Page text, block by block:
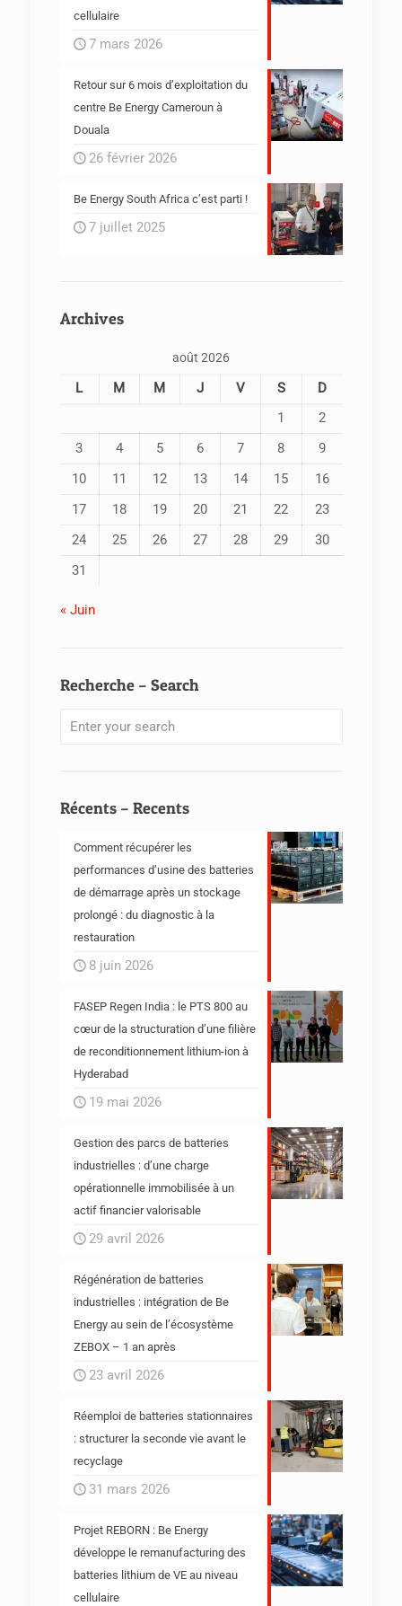
cellulaire
7 mars 2026
Retour sur 6 mois d’exploitation du
centre Be Energy Cameroun à
Douala
26 février 2026
Be Energy South Africa c’est parti !
7 juillet 2025
Archives
août 2026
L M M J V S
D
1
2
3
4 5 6 7 8
9
10
11 12 13 14 15
16
17
18 19 20 21 22
23
24
25 26 27 28 29
30
31
« Juin
Recherche – Search
Récents – Recents
Comment récupérer les
performances d’usine des batteries
de démarrage après un stockage
prolongé : du diagnostic à la
restauration
8 juin 2026
FASEP Regen India : le PTS 800 au
cœur de la structuration d’une filière
de reconditionnement lithium-ion à
Hyderabad
19 mai 2026
Gestion des parcs de batteries
industrielles : d’une charge
opérationnelle immobilisée à un
actif financier valorisable
29 avril 2026
Régénération de batteries
industrielles : intégration de Be
Energy au sein de l’écosystème
ZEBOX – 1 an après
23 avril 2026
Réemploi de batteries stationnaires
: structurer la seconde vie avant le
recyclage
31 mars 2026
Projet REBORN : Be Energy
développe le remanufacturing des
batteries lithium de VE au niveau
cellulaire